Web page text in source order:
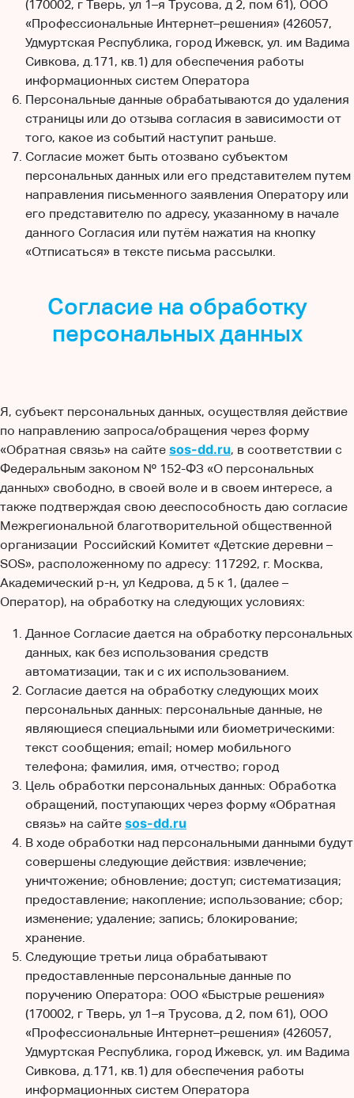
(170002, г Тверь, ул 1–я Трусова, д 2, пом 61), ООО
«Профессиональные Интернет–решения» (426057,
Удмуртская Республика, город Ижевск, ул. им Вадима
Сивкова, д.171, кв.1) для обеспечения работы
информационных систем Оператора
Персональные данные обрабатываются до удаления
страницы или до отзыва согласия в зависимости от
того, какое из событий наступит раньше.
Согласие может быть отозвано субъектом
персональных данных или его представителем путем
направления письменного заявления Оператору или
его представителю по адресу, указанному в начале
данного Согласия или путём нажатия на кнопку
«Отписаться» в тексте письма рассылки.
Согласие на обработку
персональных данных
Я, субъект персональных данных, осуществляя действие
по направлению запроса/обращения через форму
«Обратная связь» на сайте sos-dd.ru, в соответствии с
Федеральным законом № 152-ФЗ «О персональных
данных» свободно, в своей воле и в своем интересе, а
также подтверждая свою дееспособность даю согласие
Межрегиональной благотворительной общественной
организации Российский Комитет «Детские деревни –
SOS», расположенному по адресу: 117292, г. Москва,
Академический р-н, ул Кедрова, д 5 к 1, (далее –
Оператор), на обработку на следующих условиях:
Данное Согласие дается на обработку персональных
данных, как без использования средств
автоматизации, так и с их использованием.
Согласие дается на обработку следующих моих
персональных данных: персональные данные, не
являющиеся специальными или биометрическими:
текст сообщения; email; номер мобильного
телефона; фамилия, имя, отчество; город
Цель обработки персональных данных: Обработка
обращений, поступающих через форму «Обратная
связь» на сайте sos-dd.ru
В ходе обработки над персональными данными будут
совершены следующие действия: извлечение;
уничтожение; обновление; доступ; систематизация;
предоставление; накопление; использование; сбор;
изменение; удаление; запись; блокирование;
хранение.
Следующие третьи лица обрабатывают
предоставленные персональные данные по
поручению Оператора: ООО «Быстрые решения»
(170002, г Тверь, ул 1–я Трусова, д 2, пом 61), ООО
«Профессиональные Интернет–решения» (426057,
Удмуртская Республика, город Ижевск, ул. им Вадима
Сивкова, д.171, кв.1) для обеспечения работы
информационных систем Оператора